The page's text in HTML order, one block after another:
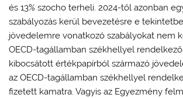
és 13% szocho terheli. 2024-től azonban
szabályozás kerül bevezetésre e
jövedelemre vonatkozó szabályokat nem
OECD-tagállamban székhellyel
kibocsátott értékpapírból származó
az OECD-tagállamban székhellyel
fizetett kamatra. Vagyis az Egyezmény